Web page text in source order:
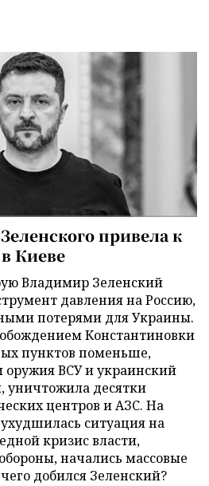
привела к
Киеве
Владимир Зеленский
давления на Россию,
потерями для Украины.
Константиновки
пунктов поменьше,
оружия ВСУ и украинский
уничтожила десятки
центров и АЗС. На
ситуация на
кризис власти,
начались массовые
добился Зеленский?